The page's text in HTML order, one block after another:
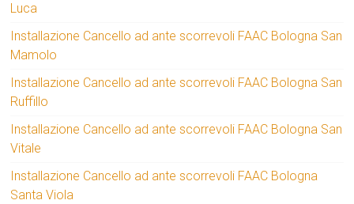
Luca
Installazione Cancello ad ante scorrevoli FAAC Bologna San
Mamolo
Installazione Cancello ad ante scorrevoli FAAC Bologna San
Ruffillo
Installazione Cancello ad ante scorrevoli FAAC Bologna San
Vitale
Installazione Cancello ad ante scorrevoli FAAC Bologna
Santa Viola